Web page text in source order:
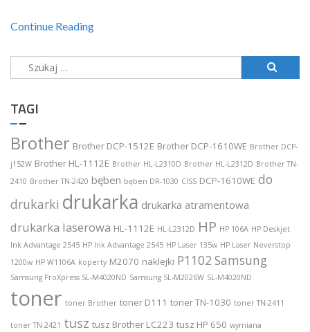
Continue Reading
Szukaj:
TAGI
Brother Brother DCP-1512E Brother DCP-1610WE Brother DCP-
j152W Brother HL-1112E Brother HL-L2310D Brother HL-L2312D Brother TN-
2410 Brother TN-2420 bęben bęben DR-1030 CISS DCP-1610WE do
drukarki drukarka drukarka atramentowa
drukarka laserowa HL-1112E HL-L2312D HP HP 106A HP Deskjet
Ink Advantage 2545 HP Ink Advantage 2545 HP Laser 135w HP Laser Neverstop
1200w HP W1106A koperty M2070 naklejki P1102 Samsung
Samsung ProXpress SL-M4020ND Samsung SL-M2026W SL-M4020ND
toner toner Brother toner D111 toner TN-1030 toner TN-2411
toner TN-2421 tusz tusz Brother LC223 tusz HP 650 wymiana